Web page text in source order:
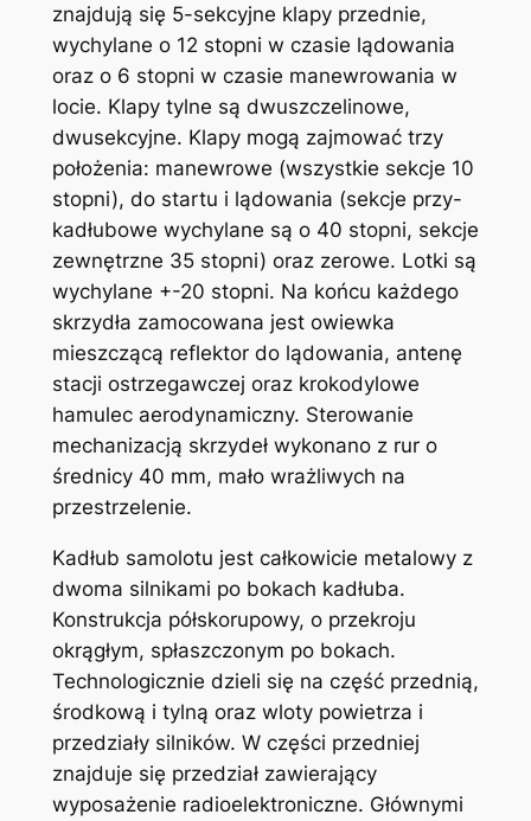
znajdują się 5-sekcyjne klapy przednie,
wychylane o 12 stopni w czasie lądowania
oraz o 6 stopni w czasie manewrowania w
locie. Klapy tylne są dwuszczelinowe,
dwusekcyjne. Klapy mogą zajmować trzy
położenia: manewrowe (wszystkie sekcje 10
stopni), do startu i lądowania (sekcje przy-
kadłubowe wychylane są o 40 stopni, sekcje
zewnętrzne 35 stopni) oraz zerowe. Lotki są
wychylane +-20 stopni. Na końcu każdego
skrzydła zamocowana jest owiewka
mieszczącą reflektor do lądowania, antenę
stacji ostrzegawczej oraz krokodylowe
hamulec aerodynamiczny. Sterowanie
mechanizacją skrzydeł wykonano z rur o
średnicy 40 mm, mało wrażliwych na
przestrzelenie.
Kadłub samolotu jest całkowicie metalo­wy z
dwoma silnikami po bo­kach kadłuba.
Konstrukcja półskorupowy, o przekroju
okrągłym, spłaszczo­nym po bokach.
Technologicznie dzieli się na część przednią,
środ­kową i tylną oraz wloty powietrza i
przedziały silników. W części przedniej
znajduje się przedział zawierający
wyposażenie radioelektroniczne. Głównymi